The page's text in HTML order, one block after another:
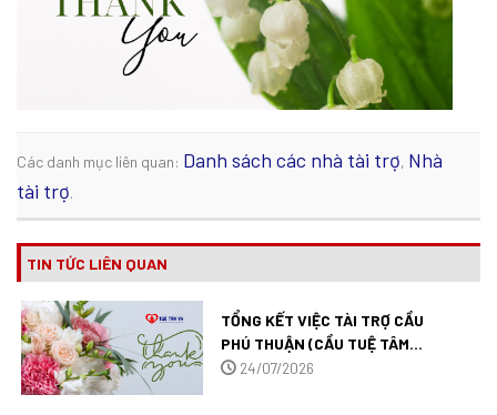
Các danh mục liên quan: Danh sách các nhà tài trợ, Nhà
tài trợ.
TIN TỨC LIÊN QUAN
TỔNG KẾT VIỆC TÀI TRỢ CẦU
PHÚ THUẬN (CẦU TUỆ TÂM
526) TẠI VĨNH LONG.
24/07/2026